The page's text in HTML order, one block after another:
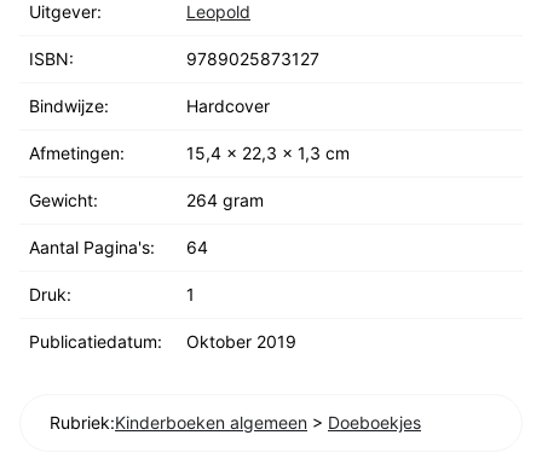
Uitgever: Leopold
ISBN: 9789025873127
Bindwijze: Hardcover
Afmetingen: 15,4 x 22,3 x 1,3 cm
Gewicht: 264 gram
Aantal Pagina's: 64
Druk: 1
Publicatiedatum: Oktober 2019
Rubriek:Kinderboeken algemeen > Doeboekjes